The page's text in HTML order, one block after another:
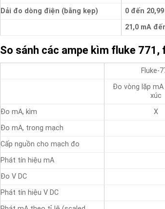
Dải đo dòng điện (bằng kẹp)
0 đến
21,0 mA
So sánh các ampe kìm fluke
Fluke-
Đo vòng lặp
xúc
Đo mA, kìm
X
Đo mA, trong mạch
Cấp nguồn cho mạch đo
Phát tín hiệu mA
Đo V DC
Phát tín hiệu V DC